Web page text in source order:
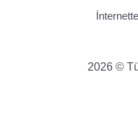
2026 ©